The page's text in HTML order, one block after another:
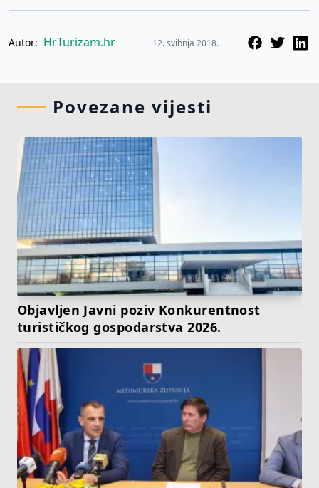
Autor: HrTurizam.hr 12. svibnja 2018.
Povezane vijesti
Objavljen Javni poziv Konkurentnost
turističkog gospodarstva 2026.